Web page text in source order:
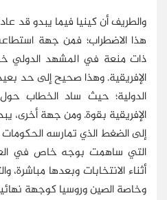
والطريف أن كينيا فيما يبدو
هذا الاضطراب؛ فمن جهة
ذات منعة في المشهد الدولي
الإفريقية. وهذا صحيح إلى حد
الدولية؛ حيث ساد الخطاب حول
الإفريقية بقوة. ومن جهة أخرى،
إلى الضغط الذي تمارسه الحكومات
التي ساهمت بوجه خاص في
أثناء الانتخابات وبعدها مباشرة،
وخاصة الصين وروسيا كوجهة